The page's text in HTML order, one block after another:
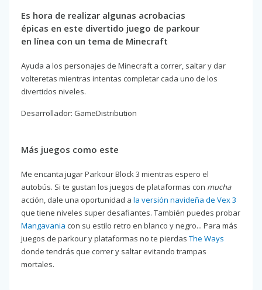
Es hora de realizar algunas acrobacias
épicas en este divertido juego de parkour
en línea con un tema de Minecraft
Ayuda a los personajes de Minecraft a correr, saltar y dar
volteretas mientras intentas completar cada uno de los
divertidos niveles.
Desarrollador: GameDistribution
Más juegos como este
Me encanta jugar Parkour Block 3 mientras espero el
autobús. Si te gustan los juegos de plataformas con mucha
acción, dale una oportunidad a la versión navideña de Vex 3
que tiene niveles super desafiantes. También puedes probar
Mangavania con su estilo retro en blanco y negro... Para más
juegos de parkour y plataformas no te pierdas The Ways
donde tendrás que correr y saltar evitando trampas
mortales.